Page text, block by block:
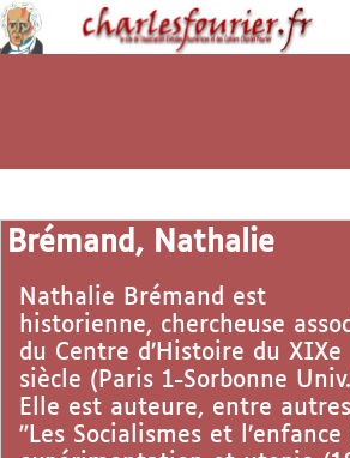
Brémand, Nathalie
Nathalie Brémand est
historienne, chercheuse
du Centre d’Histoire du XIXe
siècle (Paris 1-Sorbonne
Elle est auteure, entre
"Les Socialismes et l’enfance